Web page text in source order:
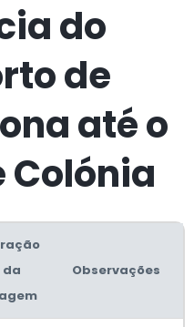
do
de
até o
Colónia
da
Observações